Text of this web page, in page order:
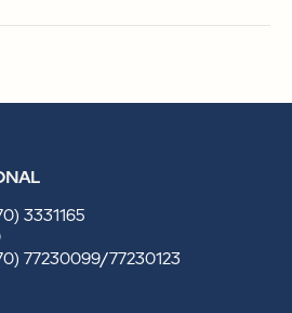
3331165
77230099/77230123